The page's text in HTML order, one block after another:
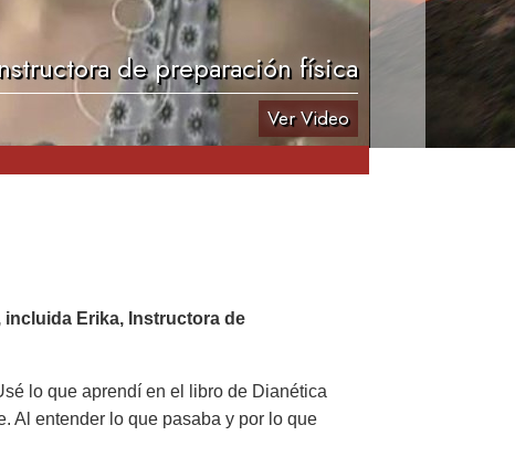
de preparación física
Ver Video
Erika, Instructora de
lo que aprendí en el libro de Dianética
Al entender lo que pasaba y por lo que